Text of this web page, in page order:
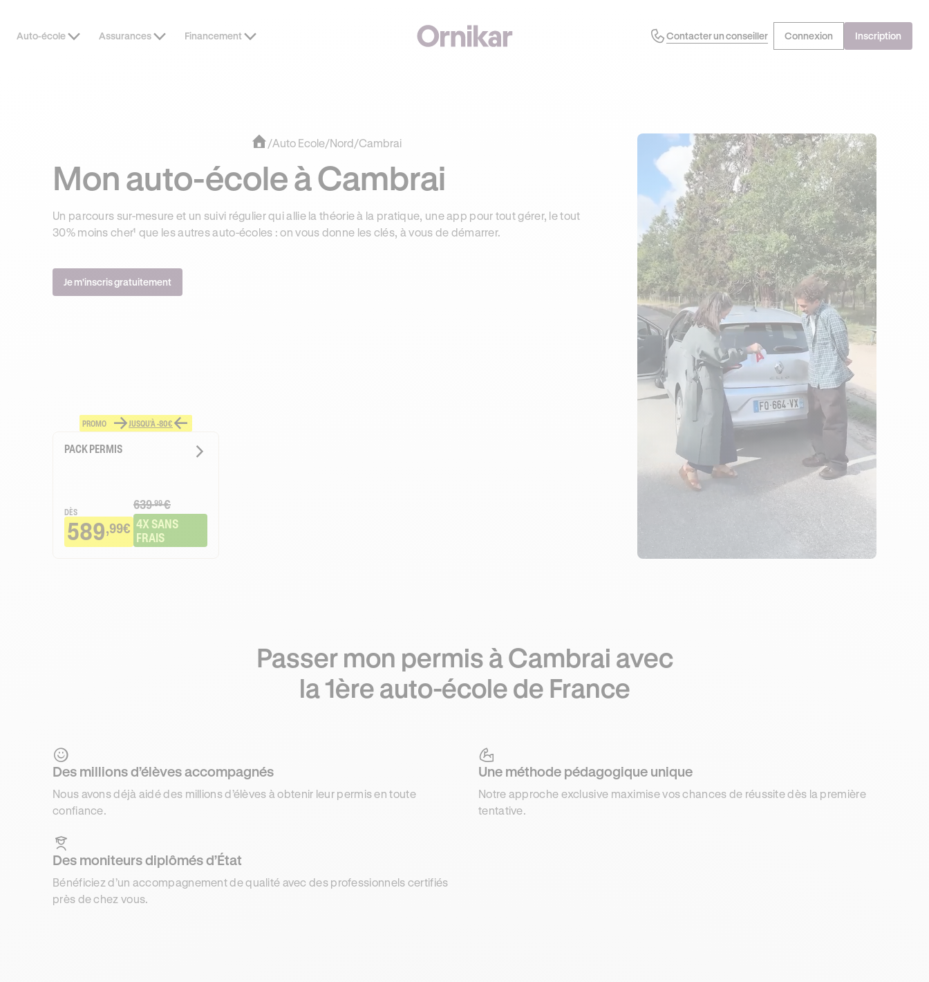
DERNIÈRES HEURES JUSQU’À -100€ SUR VOTRE PERMIS + 3 MOIS DEEZER PREMIUM OFFERTS* ! J'EN PROFITE ! DERNIÈRES HEURES
Auto-école Assurances Financement Contacter un conseiller Connexion Inscription
/Auto Ecole/Nord/Cambrai
Mon auto-école à Cambrai
Un parcours sur-mesure et un suivi régulier qui allie la théorie à la pratique, une app pour tout gérer, le tout
30% moins cher¹ que les autres auto-écoles : on vous donne les clés, à vous de démarrer.
Je m'inscris gratuitement
PROMO JUSQU'À -80€
PACK PERMIS
DÈS
589,99€
639.99€
4X SANS
FRAIS
Passer mon permis à Cambrai avec
la 1ère auto-école de France
Des millions d’élèves accompagnés
Nous avons déjà aidé des millions d’élèves à obtenir leur permis en toute
confiance.
Une méthode pédagogique unique
Notre approche exclusive maximise vos chances de réussite dès la première
tentative.
Des moniteurs diplômés d’État
Bénéficiez d’un accompagnement de qualité avec des professionnels certifiés
près de chez vous.